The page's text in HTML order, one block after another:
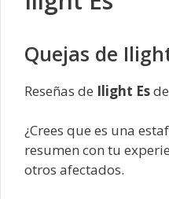
Quejas de
Reseñas de Ilight Es
¿Crees que es una
resumen con tu
otros afectados.